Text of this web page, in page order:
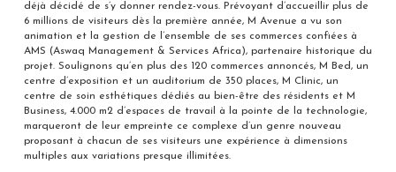
déjà décidé de s’y donner rendez-vous. Prévoyant d’accueillir plus de
6 millions de visiteurs dès la première année, M Avenue a vu son
animation et la gestion de l’ensemble de ses commerces confiées à
AMS (Aswaq Management & Services Africa), partenaire historique du
projet. Soulignons qu’en plus des 120 commerces annoncés, M Bed, un
centre d’exposition et un auditorium de 350 places, M Clinic, un
centre de soin esthétiques dédiés au bien-être des résidents et M
Business, 4.000 m2 d’espaces de travail à la pointe de la technologie,
marqueront de leur empreinte ce complexe d’un genre nouveau
proposant à chacun de ses visiteurs une expérience à dimensions
multiples aux variations presque illimitées.